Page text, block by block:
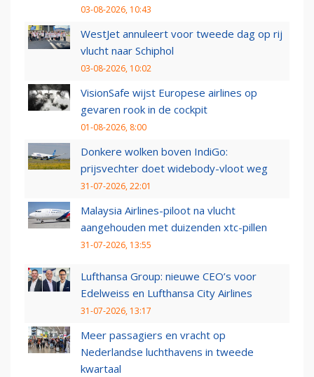
03-08-2026, 10:43
WestJet annuleert voor tweede dag op rij
vlucht naar Schiphol
03-08-2026, 10:02
VisionSafe wijst Europese airlines op
gevaren rook in de cockpit
01-08-2026, 8:00
Donkere wolken boven IndiGo:
prijsvechter doet widebody-vloot weg
31-07-2026, 22:01
Malaysia Airlines-piloot na vlucht
aangehouden met duizenden xtc-pillen
31-07-2026, 13:55
Lufthansa Group: nieuwe CEO’s voor
Edelweiss en Lufthansa City Airlines
31-07-2026, 13:17
Meer passagiers en vracht op
Nederlandse luchthavens in tweede
kwartaal